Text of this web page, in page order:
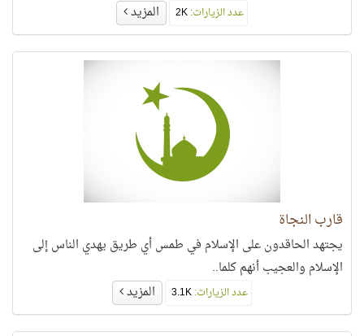
عدد الزيارات: المزيد
قارب النجاة
يجتهد الحاقدون على الإسلام في طمس أي طريق يهدي الناس إلى
الإسلام والعجيب أنهم كلما..
عدد الزيارات: المزيد